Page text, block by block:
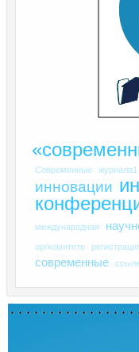
Современные
журнала1
инновации
международная
оргкомитете
современные